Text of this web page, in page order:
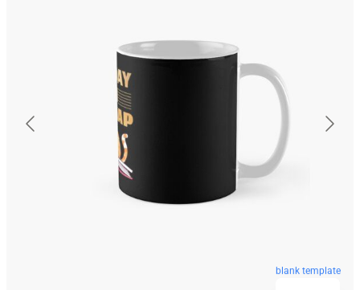
blank template